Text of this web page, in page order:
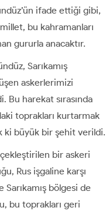
ifade ettiği gibi,
bu kahramanları
gururla anacaktır.
Sarıkamış
askerlerimizi
Bu harekat sırasında
toprakları kurtarmak
ki büyük bir şehit verildi.
bir askeri
Rus işgaline karşı
Sarıkamış bölgesi de
bu toprakları geri